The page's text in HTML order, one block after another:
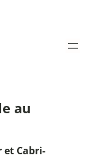
au
Cabri-